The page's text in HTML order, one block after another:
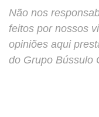
Não nos
feitos por nossos
opiniões aqui
do Grupo Bússulo